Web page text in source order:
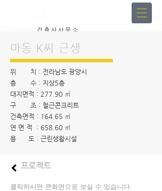
건 축 사 사 무 소
마동 K씨 근생
위 치 : 전라남도 광양시
층 수 : 지상5층
대지면적 : 277.90 ㎡
구 조 : 철근콘크리트
건축면적 : 164.65 ㎡
연 면 적 : 658.60 ㎡
용 도 : 근린생활시설
프로젝트
클릭하시면 큰화면으로 보실 수 있습니다.